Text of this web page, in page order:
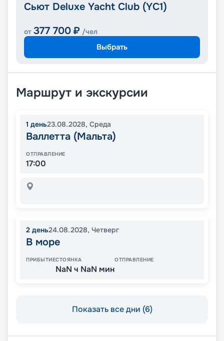
Сьют Deluxe Yacht Club (YC1)
от 377 700 ₽ /чел
Выбрать
Маршрут и экскурсии
1 день23.08.2028, Среда
Валлетта (Мальта)
ОТПРАВЛЕНИЕ
17:00
2 день24.08.2028, Четверг
В море
ПРИБЫТИЕСТОЯНКА
NaN ч NaN мин
ОТПРАВЛЕНИЕ
Показать все дни (6)